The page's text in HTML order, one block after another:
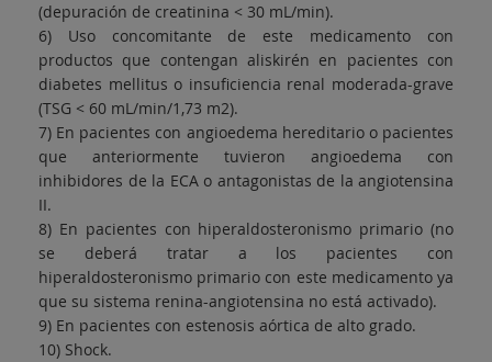
(depuración de creatinina < 30 mL/min).
6) Uso concomitante de este medicamento con
productos que contengan aliskirén en pacientes con
diabetes mellitus o insuficiencia renal moderada-grave
(TSG < 60 mL/min/1,73 m2).
7) En pacientes con angioedema hereditario o pacientes
que anteriormente tuvieron angioedema con
inhibidores de la ECA o antagonistas de la angiotensina
II.
8) En pacientes con hiperaldosteronismo primario (no
se deberá tratar a los pacientes con
hiperaldosteronismo primario con este medicamento ya
que su sistema renina-angiotensina no está activado).
9) En pacientes con estenosis aórtica de alto grado.
10) Shock.